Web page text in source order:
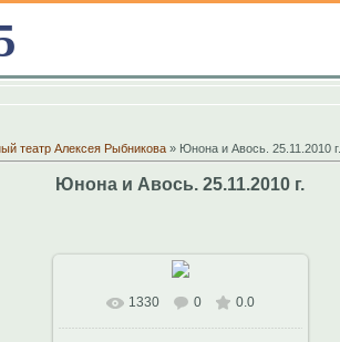
театр Алексея Рыбникова » Юнона и Авось. 25.11.2010 г.
Юнона и Авось. 25.11.2010 г.
В реальном размере 1024x768
1330 0 0.0